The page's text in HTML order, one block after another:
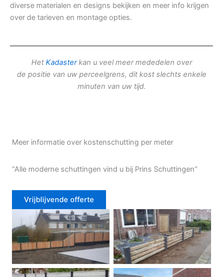
diverse materialen en designs bekijken en meer info krijgen
over de tarieven en montage opties.
Het Kadasterkan u veel meer mededelen over
de positie van uw perceelgrens, dit kost slechts enkele
minuten van uw tijd.
Meer informatie over kostenschutting per meter
“Alle moderne schuttingen vind u bij Prins Schuttingen”
Vrijblijvende offerte
Douglas schutting Tuinhek voortuin